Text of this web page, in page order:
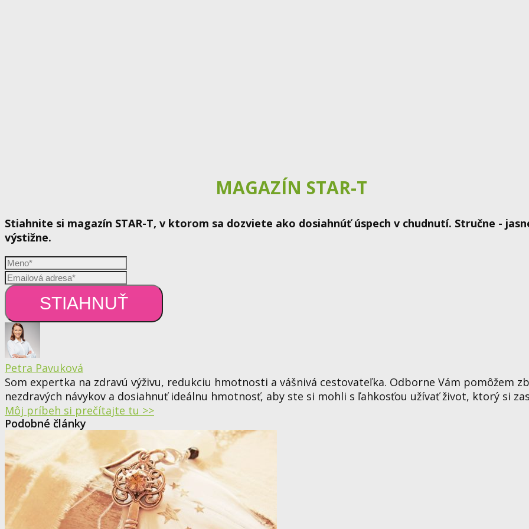
MAGAZÍN STAR-T
Stiahnite si magazín STAR-T, v ktorom sa dozviete ako dosiahnúť úspech v chudnutí. Stručne -
výstižne.
STIAHNUŤ
Petra Pavuková
Som expertka na zdravú výživu, redukciu hmotnosti a vášnivá cestovateľka. Odborne Vám pomôžem
nezdravých návykov a dosiahnuť ideálnu hmotnosť, aby ste si mohli s ľahkosťou užívať život, ktorý si
Môj príbeh si prečítajte tu >>
Podobné články